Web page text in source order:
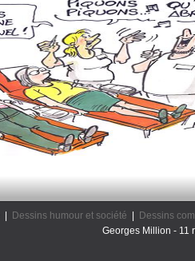
Dessins humour et société Dessins
Georges Million - 11